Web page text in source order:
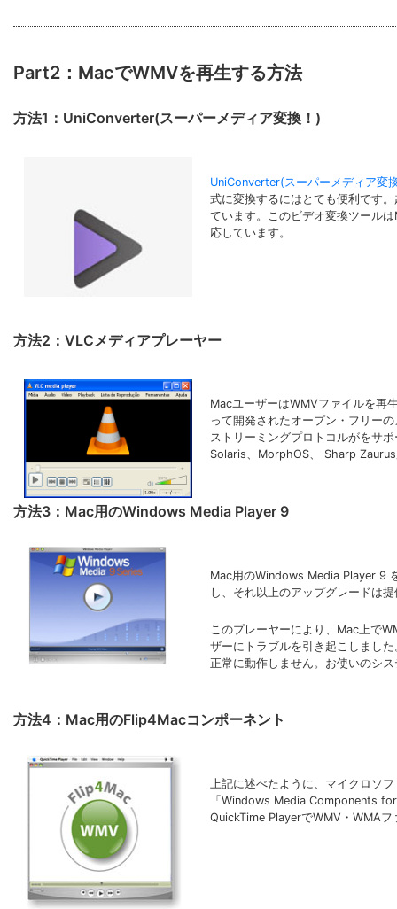
Part2：MacでWMVを再生する方法
方法1：UniConverter(スーパーメディア変換！)
UniConverter(スーパーメディア変
式に変換するにはとても便利です
ています。このビデオ変換ツール
応しています。
方法2：VLCメディアプレーヤー
MacユーザーはWMVファイルを再
って開発されたオープン・フリー
ストリーミングプロトコルがをサ
Solaris、MorphOS、 Sharp
方法3：Mac用のWindows Media Player 9
Mac用のWindows Media Player 9
し、それ以上のアップグレードは
このプレーヤーにより、Mac上で
ザーにトラブルを引き起こしまし
正常に動作しません。お使いのシ
方法4：Mac用のFlip4Macコンポーネント
上記に述べたように、マイクロソ
「Windows Media Components
QuickTime PlayerでWMV・WMA